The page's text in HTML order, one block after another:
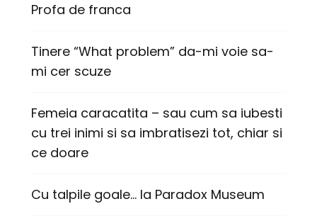
Profa de franca
Tinere “What problem” da-mi voie sa-
mi cer scuze
Femeia caracatita – sau cum sa iubesti
cu trei inimi si sa imbratisezi tot, chiar si
ce doare
Cu talpile goale… la Paradox Museum